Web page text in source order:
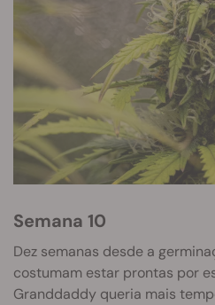
Semana 10
Dez semanas desde a
costumam estar prontas por
Granddaddy queria mais